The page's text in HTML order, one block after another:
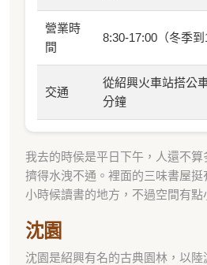
營業時
間
8:30-17:00（冬季到
交通
從紹興火車站搭公
分鐘
我去的時侯是平日下午，人還不
擠得水洩不通。裡面的三味書屋
小時候讀書的地方，不過空間有點
沈園
沈園是紹興有名的古典園林，以